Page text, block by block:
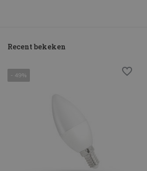
Recent bekeken
- 49%